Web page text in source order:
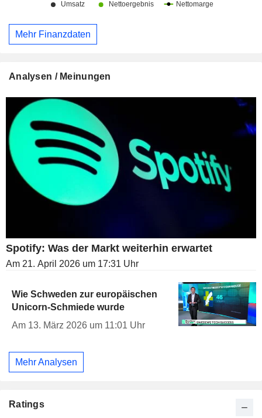
Mehr Finanzdaten
Analysen / Meinungen
Spotify: Was der Markt weiterhin erwartet
Am 21. April 2026 um 17:31 Uhr
Wie Schweden zur europäischen
Unicorn-Schmiede wurde
Am 13. März 2026 um 11:01 Uhr
Mehr Analysen
Ratings